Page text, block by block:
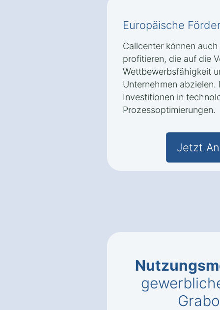
Europäische
Callcenter können
profitieren, die auf die
Wettbewerbsfähigkeit
Unternehmen
Investitionen in
Prozessoptimierungen.
Jetzt